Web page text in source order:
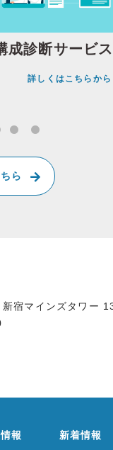
成診断サービス
詳しくはこちらから
ら
宿マインズタワー
報 新着情報